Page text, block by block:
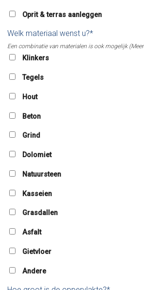
Oprit & terras aanleggen
Welk materiaal wenst u?*
Een combinatie van materialen is ook mogelijk
Klinkers
Tegels
Hout
Beton
Grind
Dolomiet
Natuursteen
Kasseien
Grasdallen
Asfalt
Gietvloer
Andere